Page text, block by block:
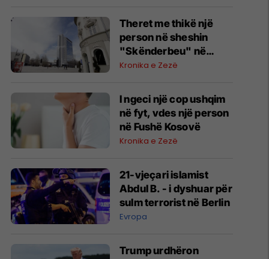
Theret me thikë një
person në sheshin
"Skënderbeu" në
Prishtinë, pëson
vitale
Kronika e Zezë
I ngeci një cop ushqim
në fyt, vdes një person
në Fushë Kosovë
Kronika e Zezë
21-vjeçari islamist
Abdul B. - i dyshuar për
sulm terrorist në Berlin
Evropa
Trump urdhëron